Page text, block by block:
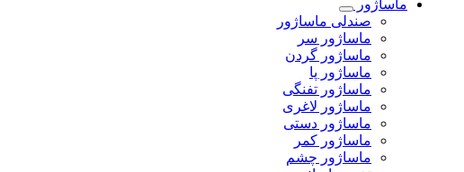
ماساژور
صندلی ماساژور
ماساژور سر
ماساژور گردن
ماساژور پا
ماساژور تفنگی
ماساژور لاغری
ماساژور دستی
ماساژور کمر
ماساژور چشم